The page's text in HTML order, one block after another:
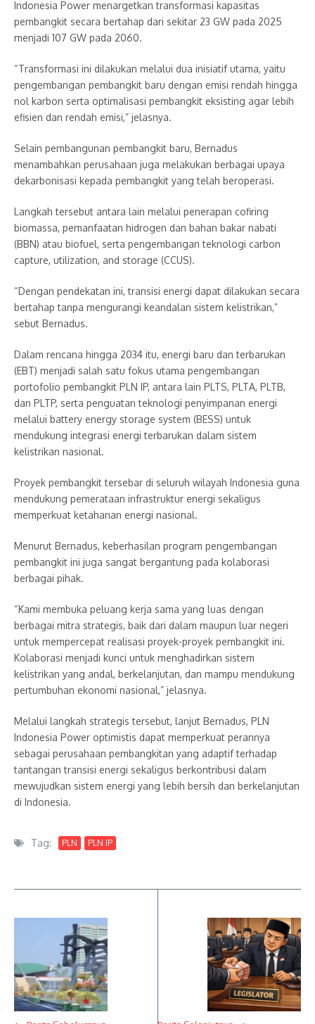
Indonesia Power menargetkan transformasi kapasitas
pembangkit secara bertahap dari sekitar 23 GW pada 2025
menjadi 107 GW pada 2060.
“Transformasi ini dilakukan melalui dua inisiatif utama, yaitu
pengembangan pembangkit baru dengan emisi rendah hingga
nol karbon serta optimalisasi pembangkit eksisting agar lebih
efisien dan rendah emisi,” jelasnya.
Selain pembangunan pembangkit baru, Bernadus
menambahkan perusahaan juga melakukan berbagai upaya
dekarbonisasi kepada pembangkit yang telah beroperasi.
Langkah tersebut antara lain melalui penerapan cofiring
biomassa, pemanfaatan hidrogen dan bahan bakar nabati
(BBN) atau biofuel, serta pengembangan teknologi carbon
capture, utilization, and storage (CCUS).
“Dengan pendekatan ini, transisi energi dapat dilakukan secara
bertahap tanpa mengurangi keandalan sistem kelistrikan,”
sebut Bernadus.
Dalam rencana hingga 2034 itu, energi baru dan terbarukan
(EBT) menjadi salah satu fokus utama pengembangan
portofolio pembangkit PLN IP, antara lain PLTS, PLTA, PLTB,
dan PLTP, serta penguatan teknologi penyimpanan energi
melalui battery energy storage system (BESS) untuk
mendukung integrasi energi terbarukan dalam sistem
kelistrikan nasional.
Proyek pembangkit tersebar di seluruh wilayah Indonesia guna
mendukung pemerataan infrastruktur energi sekaligus
memperkuat ketahanan energi nasional.
Menurut Bernadus, keberhasilan program pengembangan
pembangkit ini juga sangat bergantung pada kolaborasi
berbagai pihak.
“Kami membuka peluang kerja sama yang luas dengan
berbagai mitra strategis, baik dari dalam maupun luar negeri
untuk mempercepat realisasi proyek-proyek pembangkit ini.
Kolaborasi menjadi kunci untuk menghadirkan sistem
kelistrikan yang andal, berkelanjutan, dan mampu mendukung
pertumbuhan ekonomi nasional,” jelasnya.
Melalui langkah strategis tersebut, lanjut Bernadus, PLN
Indonesia Power optimistis dapat memperkuat perannya
sebagai perusahaan pembangkitan yang adaptif terhadap
tantangan transisi energi sekaligus berkontribusi dalam
mewujudkan sistem energi yang lebih bersih dan berkelanjutan
di Indonesia.
Tag: PLN PLN IP